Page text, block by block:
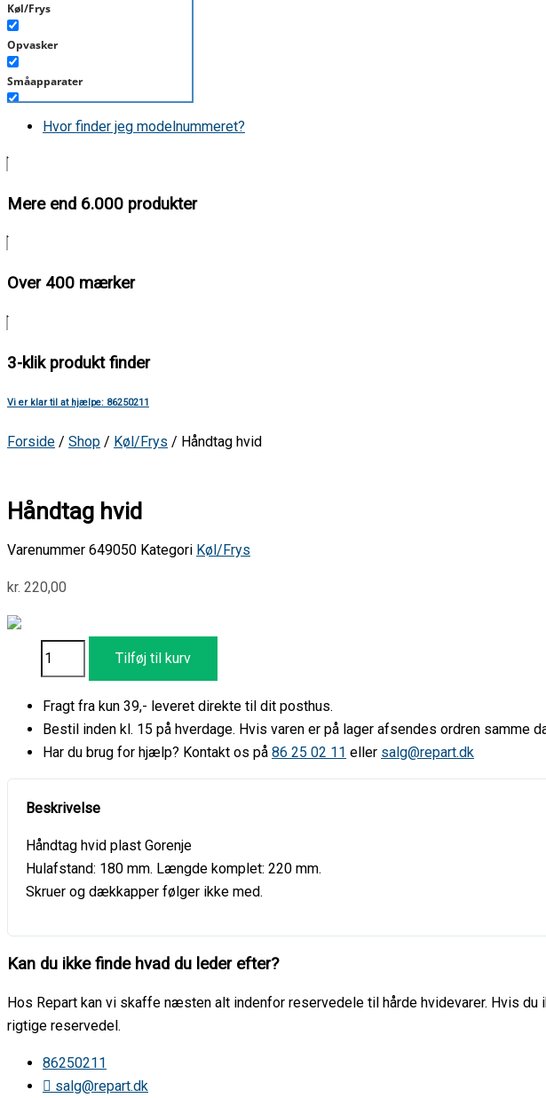
Køl/Frys
Opvasker
Småapparater
Støvsuger
Tørretumbler
Hvor finder jeg modelnummeret?
Mere end 6.000 produkter
Over 400 mærker
3-klik produkt finder
Vi er klar til at hjælpe: 86250211
Forside / Shop / Køl/Frys / Håndtag hvid
Håndtag hvid
Varenummer 649050 Kategori Køl/Frys
kr. 220,00
Tilføj til kurv
Fragt fra kun 39,- leveret direkte til dit posthus.
Bestil inden kl. 15 på hverdage. Hvis varen er på lager afsendes ordren samme
Har du brug for hjælp? Kontakt os på 86 25 02 11 eller salg@repart.dk
Håndtag hvid plast Gorenje
Hulafstand: 180 mm. Længde komplet: 220 mm.
Skruer og dækkapper følger ikke med.
Kan du ikke finde hvad du leder efter?
Hos Repart kan vi skaffe næsten alt indenfor reservedele til hårde hvidevarer. Hvis
rigtige reservedel.
86250211
salg@repart.dk